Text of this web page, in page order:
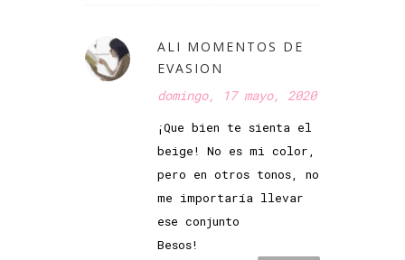
ALI MOMENTOS DE
EVASION
domingo, 17 mayo, 2020
¡Que bien te sienta el
beige! No es mi color,
pero en otros tonos, no
me importaría llevar
ese conjunto
Besos!